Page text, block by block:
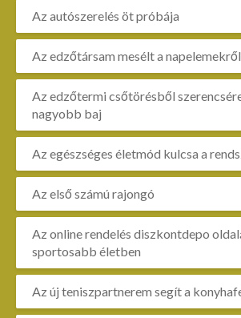
Az autószerelés öt próbája
Az edzőtársam mesélt a napelemekről
Az edzőtermi csőtörésből
nagyobb baj
Az egészséges életmód kulcsa a
Az első számú rajongó
Az online rendelés diszkontdepo
sportosabb életben
Az új teniszpartnerem segít a